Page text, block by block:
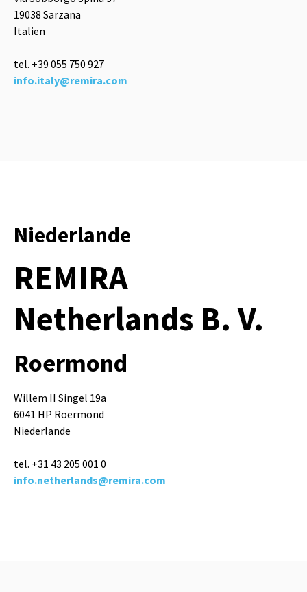
19038 Sarzana
Italien
tel. +39 055 750 927
info.italy@remira.com
Niederlande
REMIRA
Netherlands B. V.
Roermond
Willem II Singel 19a
6041 HP Roermond
Niederlande
tel. +31 43 205 001 0
info.netherlands@remira.com